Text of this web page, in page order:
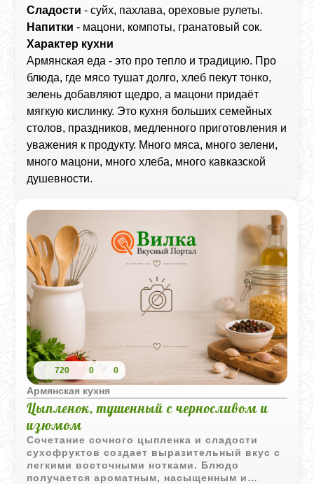
Сладости - суйх, пахлава, ореховые рулеты.
Напитки - мацони, компоты, гранатовый сок.
Характер кухни
Армянская еда - это про тепло и традицию. Про
блюда, где мясо тушат долго, хлеб пекут тонко,
зелень добавляют щедро, а мацони придаёт
мягкую кислинку. Это кухня больших семейных
столов, праздников, медленного приготовления и
уважения к продукту. Много мяса, много зелени,
много мацони, много хлеба, много кавказской
душевности.
720 0 0
Армянская кухня
Цыпленок, тушенный с черносливом и
изюмом
Сочетание сочного цыпленка и сладости
сухофруктов создает выразительный вкус с
легкими восточными нотками. Блюдо
получается ароматным, насыщенным и